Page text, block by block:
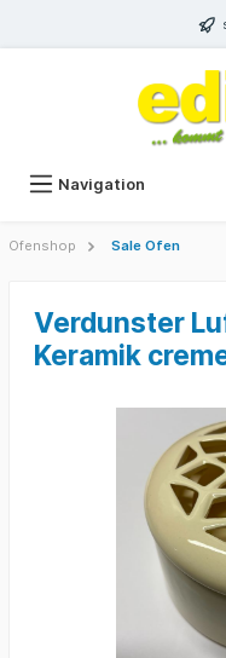
Navigation
Ofenshop Sale Ofen
Verdunster
Keramik